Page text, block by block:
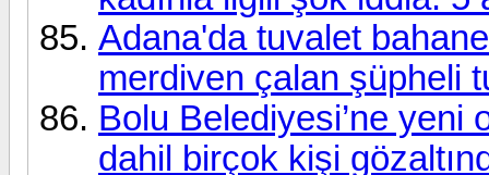
Adana'da tuvalet
merdiven çalan şüpheli
Bolu Belediyesi’ne yeni
dahil birçok kişi